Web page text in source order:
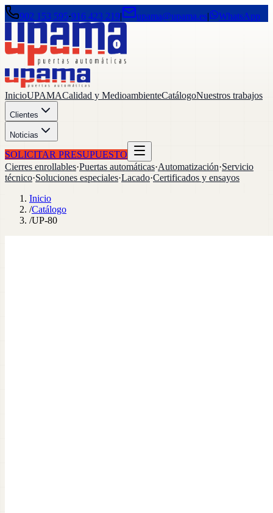
902 153 595·916 423 219| upama@upama.es| WhatsApp
InicioUPAMACalidad y MedioambienteCatálogoNuestros trabajos
Clientes
Noticias
SOLICITAR PRESUPUESTO
Cierres enrollables·Puertas automáticas·Automatización·Servicio
técnico·Soluciones especiales·Lacado·Certificados y ensayos
Inicio
/Catálogo
/UP-80